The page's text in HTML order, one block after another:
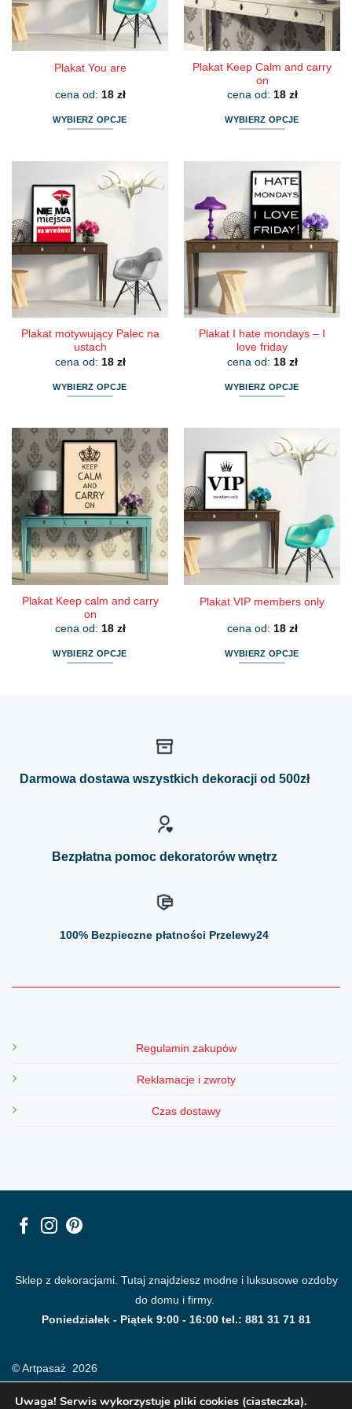
na
stronie
produktu
na
stronie
produktu
Plakat You are
cena od: 18 zł
WYBIERZ OPCJE
wiele
wariantów.
Opcje
można
wybrać
na
stronie
produktu
Plakat Keep Calm and carry
on
cena od: 18 zł
WYBIERZ OPCJE
ma
wiele
wariantów.
Opcje
można
wybrać
produktu
Plakat motywujący Palec na
ustach
cena od: 18 zł
WYBIERZ OPCJE
ma
wiele
wariantów.
Opcje
można
wybrać
na
stronie
produktu
Plakat I hate mondays – I
love friday
cena od: 18 zł
WYBIERZ OPCJE
wiele
wariantów.
Opcje
można
wybrać
na
stronie
produktu
Plakat Keep calm and carry
on
cena od: 18 zł
WYBIERZ OPCJE
Plakat VIP members only
cena od: 18 zł
WYBIERZ OPCJE
można
Darmowa dostawa wszystkich dekoracji od 500zł
Bezpłatna pomoc dekoratorów wnętrz
100% Bezpieczne płatności Przelewy24
Regulamin zakupów
Reklamacje i zwroty
Czas dostawy
Sklep z dekoracjami. Tutaj znajdziesz modne i luksusowe ozdoby
do domu i firmy.
Poniedziałek - Piątek 9:00 - 16:00 tel.: 881 31 71 81
© Artpasaż 2026
Uwaga! Serwis wykorzystuje pliki cookies (ciasteczka).